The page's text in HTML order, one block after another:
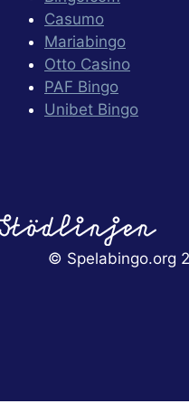
Casumo
Mariabingo
Otto Casino
PAF Bingo
Unibet Bingo
© Spelabingo.org